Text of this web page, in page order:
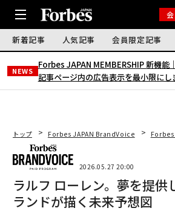
新着記事 人気記事 会員限定記事
NEWS
Forbes JAPAN MEMBERSHIP 新機能｜
記事ページ内の広告表示を最小限にし
トップ Forbes JAPAN BrandVoice
2026.05.27 20:00
ラルフ ローレン。夢を提
ランドが描く未来予想図